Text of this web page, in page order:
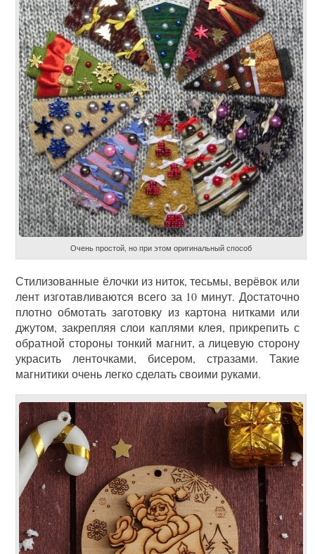
Очень простой, но при этом оригинальный способ
Стилизованные ёлочки из ниток, тесьмы, верёвок или
лент изготавливаются всего за 10 минут. Достаточно
плотно обмотать заготовку из картона нитками или
джутом, закрепляя слои каплями клея, прикрепить с
обратной стороны тонкий магнит, а лицевую сторону
украсить ленточками, бисером, стразами. Такие
магнитики очень легко сделать своими руками.